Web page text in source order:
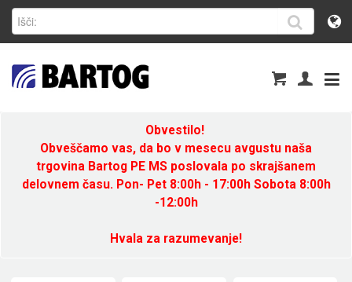
Obvestilo!
Obveščamo vas, da bo v mesecu avgustu naša
trgovina Bartog PE MS poslovala po skrajšanem
delovnem času. Pon- Pet 8:00h - 17:00h Sobota 8:00h
-12:00h
Hvala za razumevanje!